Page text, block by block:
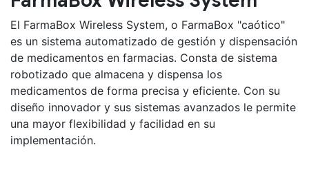
El FarmaBox Wireless System, o FarmaBox "caótico"
es un sistema automatizado de gestión y dispensación
de medicamentos en farmacias. Consta de sistema
robotizado que almacena y dispensa los
medicamentos de forma precisa y eficiente. Con su
diseño innovador y sus sistemas avanzados le permite
una mayor flexibilidad y facilidad en su
implementación.